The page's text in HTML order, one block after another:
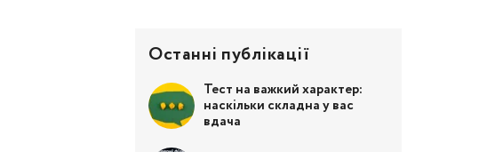
Останні публікації
Тест на важкий характер:
наскільки складна у вас
вдача